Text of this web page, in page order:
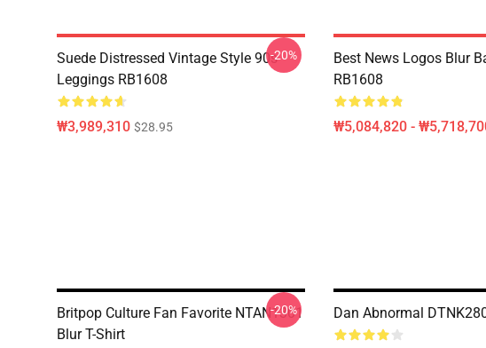
Suede Distressed Vintage Style 90s
Leggings RB1608
₩3,989,310 $28.95
-20%
Best News Logos Blur
RB1608
₩5,084,820 -
Britpop Culture Fan Favorite NTAN1301
Blur T-Shirt
-20% Dan Abnormal